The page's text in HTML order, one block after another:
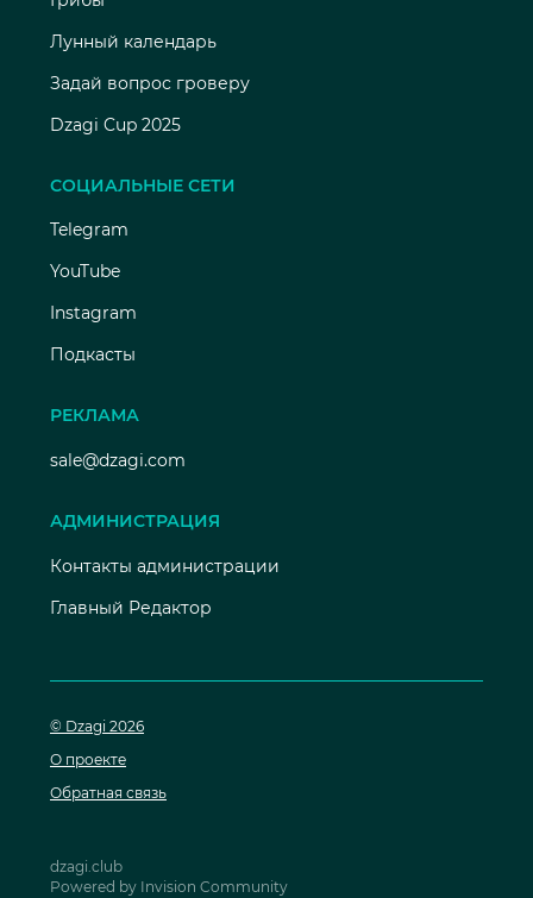
Лунный календарь
Задай вопрос гроверу
Dzagi Cup 2025
СОЦИАЛЬНЫЕ СЕТИ
Telegram
YouTube
Instagram
Подкасты
РЕКЛАМА
sale@dzagi.com
АДМИНИСТРАЦИЯ
Контакты администрации
Главный Редактор
© Dzagi 2026
О проекте
Обратная связь
dzagi.club
Powered by Invision Community